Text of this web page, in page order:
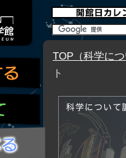
TOP（科学に
ト